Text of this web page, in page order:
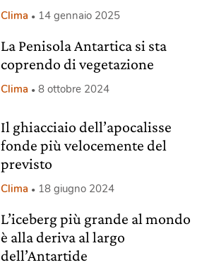
Clima 14 gennaio 2025
La Penisola Antartica si sta
coprendo di vegetazione
Clima 8 ottobre 2024
Il ghiacciaio dell’apocalisse
fonde più velocemente del
previsto
Clima 18 giugno 2024
L’iceberg più grande al mondo
è alla deriva al largo
dell’Antartide